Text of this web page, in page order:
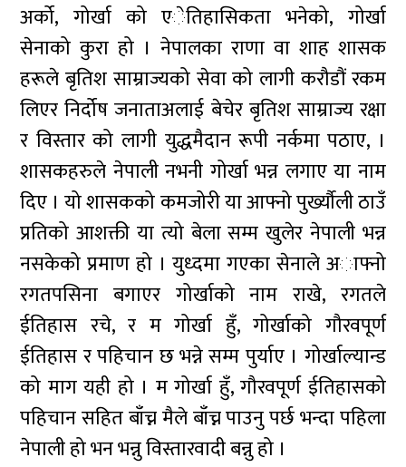
अर्को, गोर्खा को एेतिहासिकता भनेको, गोर्खा
सेनाको कुरा हो । नेपालका राणा वा शाह शासक
हरूले बृतिश साम्राज्यको सेवा को लागी करौडौं रकम
लिएर निर्दोष जनाताअलाई बेचेर बृतिश साम्राज्य रक्षा
र विस्तार को लागी युद्धमैदान रूपी नर्कमा पठाए, ।
शासकहरुले नेपाली नभनी गोर्खा भन्न लगाए या नाम
दिए । यो शासकको कमजोरी या आफ्नो पुर्ख्यौली ठाउँ
प्रतिको आशक्ती या त्यो बेला सम्म खुलेर नेपाली भन्न
नसकेको प्रमाण हो । युध्दमा गएका सेनाले अाफ्नो
रगतपसिना बगाएर गोर्खाको नाम राखे, रगतले
ईतिहास रचे, र म गोर्खा हुँ, गोर्खाको गौरवपूर्ण
ईतिहास र पहिचान छ भन्ने सम्म पुर्याए । गोर्खाल्यान्ड
को माग यही हो । म गोर्खा हुँ, गौरवपूर्ण ईतिहासको
पहिचान सहित बाँच्न मैले बाँच्न पाउनु पर्छ भन्दा पहिला
नेपाली हो भन भन्नु विस्तारवादी बन्नु हो ।